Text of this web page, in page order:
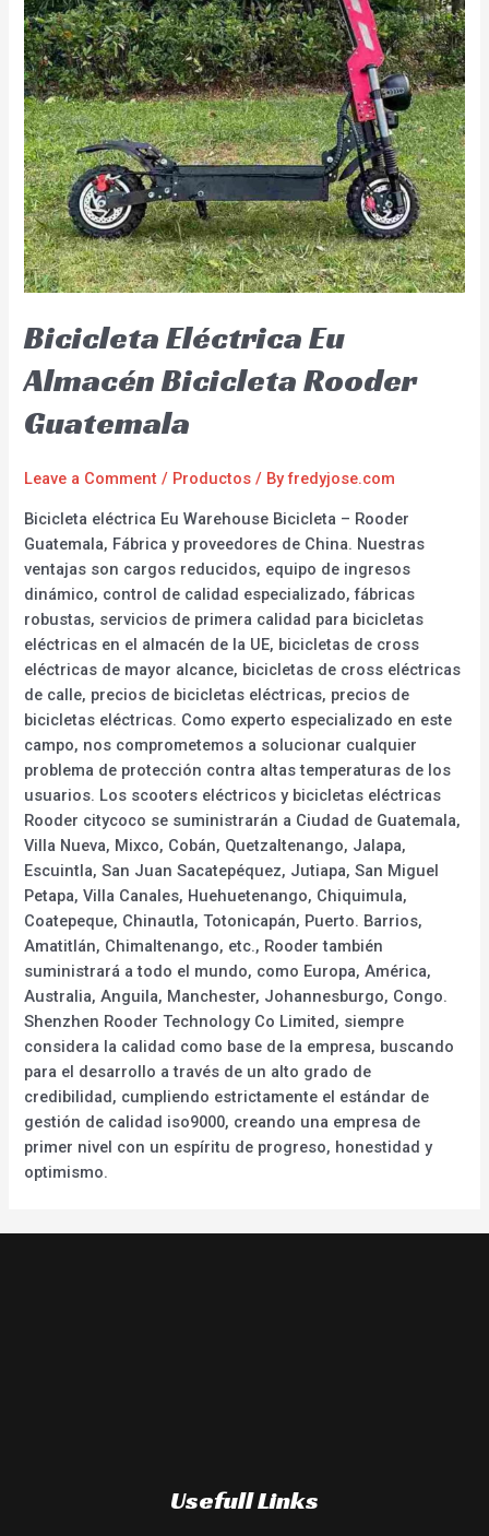
Bicicleta Eléctrica Eu
Almacén Bicicleta Rooder
Guatemala
Leave a Comment / Productos / Byfredyjose.com
Bicicleta eléctrica Eu Warehouse Bicicleta – Rooder
Guatemala, Fábrica y proveedores de China. Nuestras
ventajas son cargos reducidos, equipo de ingresos
dinámico, control de calidad especializado, fábricas
robustas, servicios de primera calidad para bicicletas
eléctricas en el almacén de la UE, bicicletas de cross
eléctricas de mayor alcance, bicicletas de cross eléctricas
de calle, precios de bicicletas eléctricas, precios de
bicicletas eléctricas. Como experto especializado en este
campo, nos comprometemos a solucionar cualquier
problema de protección contra altas temperaturas de los
usuarios. Los scooters eléctricos y bicicletas eléctricas
Rooder citycoco se suministrarán a Ciudad de Guatemala,
Villa Nueva, Mixco, Cobán, Quetzaltenango, Jalapa,
Escuintla, San Juan Sacatepéquez, Jutiapa, San Miguel
Petapa, Villa Canales, Huehuetenango, Chiquimula,
Coatepeque, Chinautla, Totonicapán, Puerto. Barrios,
Amatitlán, Chimaltenango, etc., Rooder también
suministrará a todo el mundo, como Europa, América,
Australia, Anguila, Manchester, Johannesburgo, Congo.
Shenzhen Rooder Technology Co Limited, siempre
considera la calidad como base de la empresa, buscando
para el desarrollo a través de un alto grado de
credibilidad, cumpliendo estrictamente el estándar de
gestión de calidad iso9000, creando una empresa de
primer nivel con un espíritu de progreso, honestidad y
optimismo.
Usefull Links